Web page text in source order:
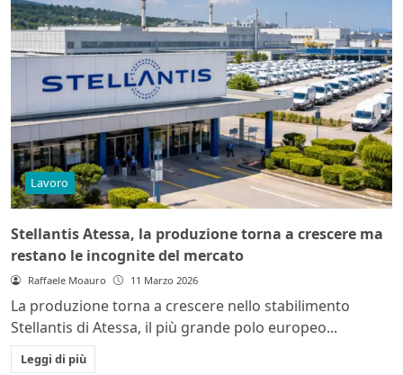
Lavoro
Stellantis Atessa, la produzione torna a crescere ma
restano le incognite del mercato
Raffaele Moauro 11 Marzo 2026
La produzione torna a crescere nello stabilimento
Stellantis di Atessa, il più grande polo europeo...
Leggi di più